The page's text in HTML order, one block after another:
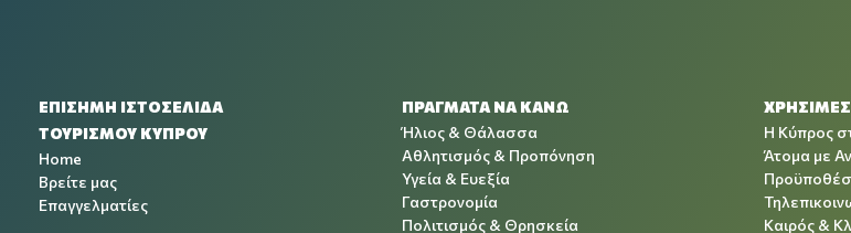
ΕΠΙΣΗΜΗ ΙΣΤΟΣΕΛΙΔΑ
ΤΟΥΡΙΣΜΟΥ ΚΥΠΡΟΥ
Home
Βρείτε μας
Επαγγελματίες
ΠΡΑΓΜΑΤΑ ΝΑ ΚΑΝΩ
Ήλιος & Θάλασσα
Αθλητισμός & Προπόνηση
Υγεία & Ευεξία
Γαστρονομία
Πολιτισμός & Θρησκεία
Η Κύπρος
Άτομα με
Καιρός &